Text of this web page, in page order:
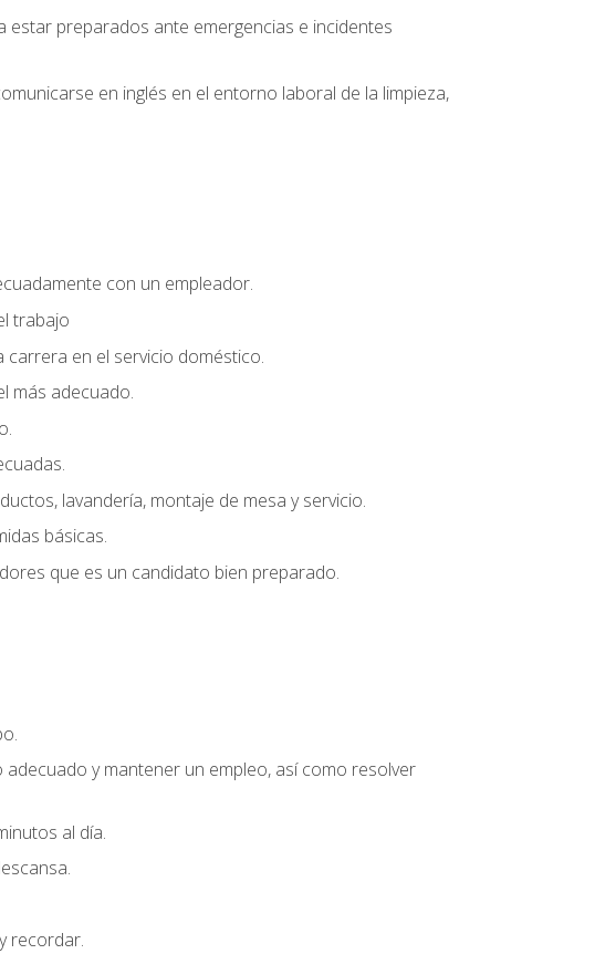
preparados ante emergencias e incidentes
en inglés en el entorno laboral de la limpieza,
con un empleador.
trabajo
en el servicio doméstico.
más adecuado.
lavandería, montaje de mesa y servicio.
básicas.
que es un candidato bien preparado.
y mantener un empleo, así como resolver
al día.
recordar.